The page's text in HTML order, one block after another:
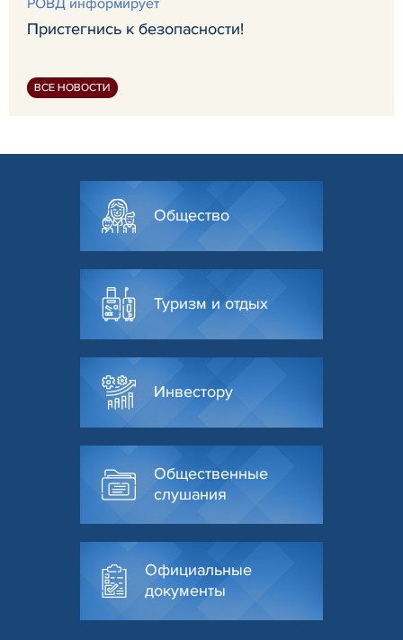
РОВД информирует
Пристегнись к безопасности!
ВСЕ НОВОСТИ
Общество
Туризм и отдых
Инвестору
Общественные
слушания
Официальные
документы